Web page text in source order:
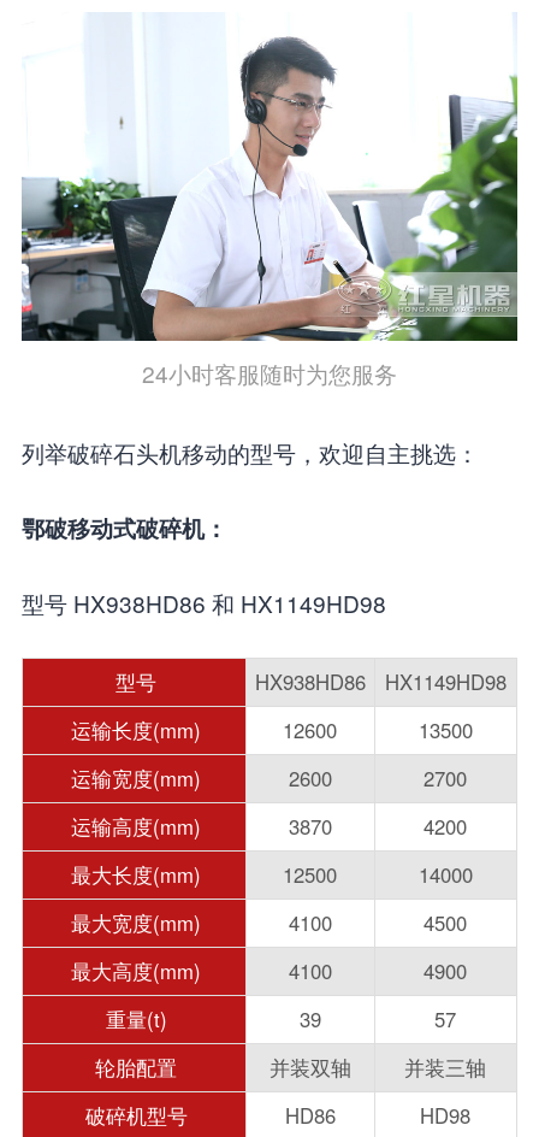
24小时客服随时为您服务
列举破碎石头机移动的型号，欢迎自主挑选：
鄂破移动式破碎机：
型号 HX938HD86 和 HX1149HD98
型号 HX938HD86
HX1149HD98
运输长度(mm)
12600
13500
运输宽度(mm)
2600
2700
运输高度(mm)
3870
4200
最大长度(mm)
12500
14000
最大宽度(mm)
4100
4500
最大高度(mm)
4100
4900
重量(t)
39
57
轮胎配置
并装双轴
并装三轴
破碎机型号
HD86
HD98